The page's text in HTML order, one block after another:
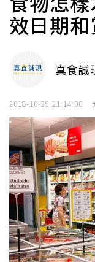
效日期
真食誠
2018-10-29 21:14:00